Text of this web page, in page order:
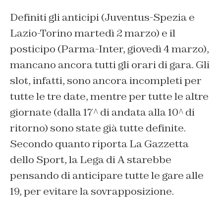
Definiti gli anticipi (Juventus-Spezia e
Lazio-Torino martedì 2 marzo) e il
posticipo (Parma-Inter, giovedì 4 marzo),
mancano ancora tutti gli orari di gara. Gli
slot, infatti, sono ancora incompleti per
tutte le tre date, mentre per tutte le altre
giornate (dalla 17^ di andata alla 10^ di
ritorno) sono state già tutte definite.
Secondo quanto riporta La Gazzetta
dello Sport, la Lega di A starebbe
pensando di anticipare tutte le gare alle
19, per evitare la sovrapposizione.